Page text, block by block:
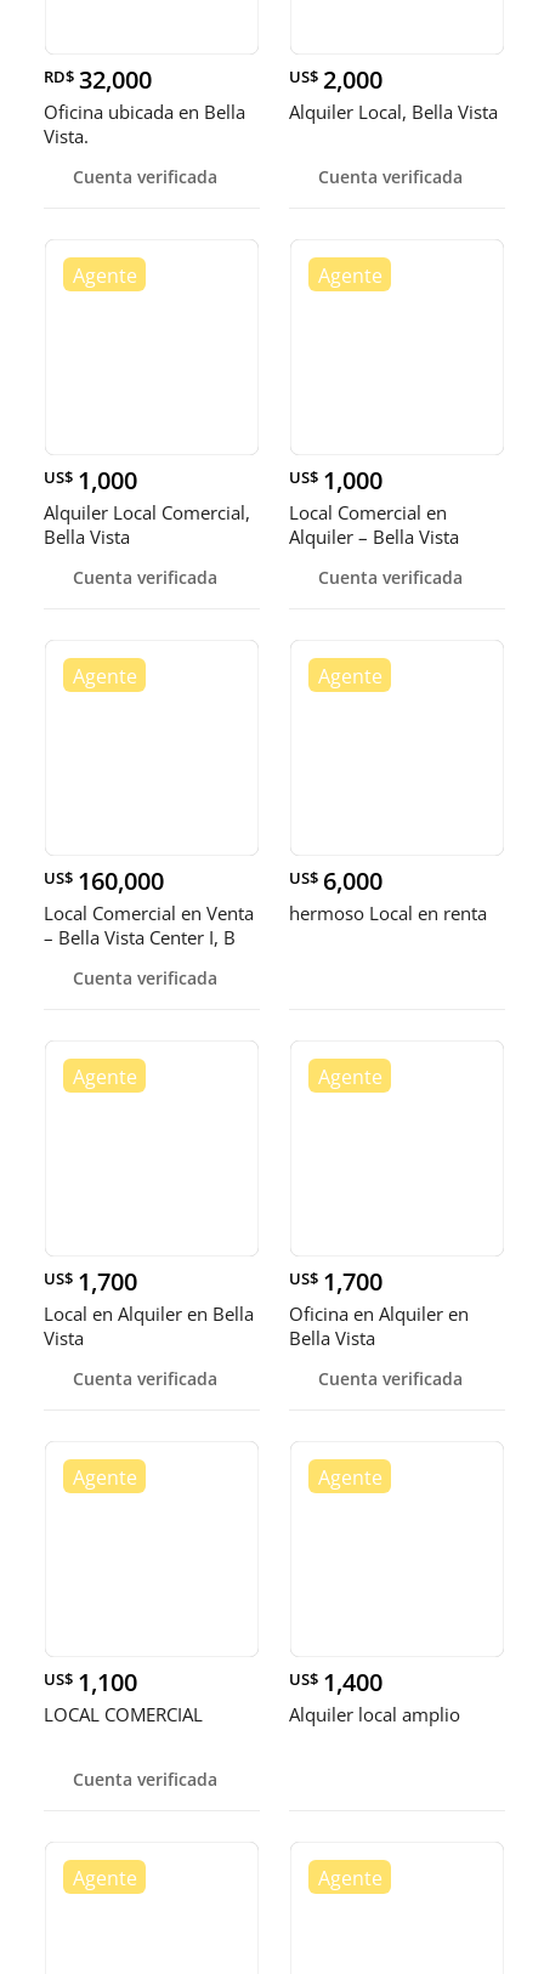
RD$ 32,000
Oficina ubicada en Bella
Vista.
Cuenta verificada
US$ 2,000
Alquiler Local, Bella Vista
Cuenta verificada
US$ 1,000
Alquiler Local Comercial,
Bella Vista
Cuenta verificada
US$ 1,000
Local Comercial en
Alquiler – Bella Vista
Cuenta verificada
US$ 160,000
Local Comercial en Venta
– Bella Vista Center I, B
Cuenta verificada
US$ 6,000
hermoso Local en renta
US$ 1,700
Local en Alquiler en Bella
Vista
Cuenta verificada
US$ 1,700
Oficina en Alquiler en
Bella Vista
Cuenta verificada
US$ 1,100
LOCAL COMERCIAL
Cuenta verificada
US$ 1,400
Alquiler local amplio